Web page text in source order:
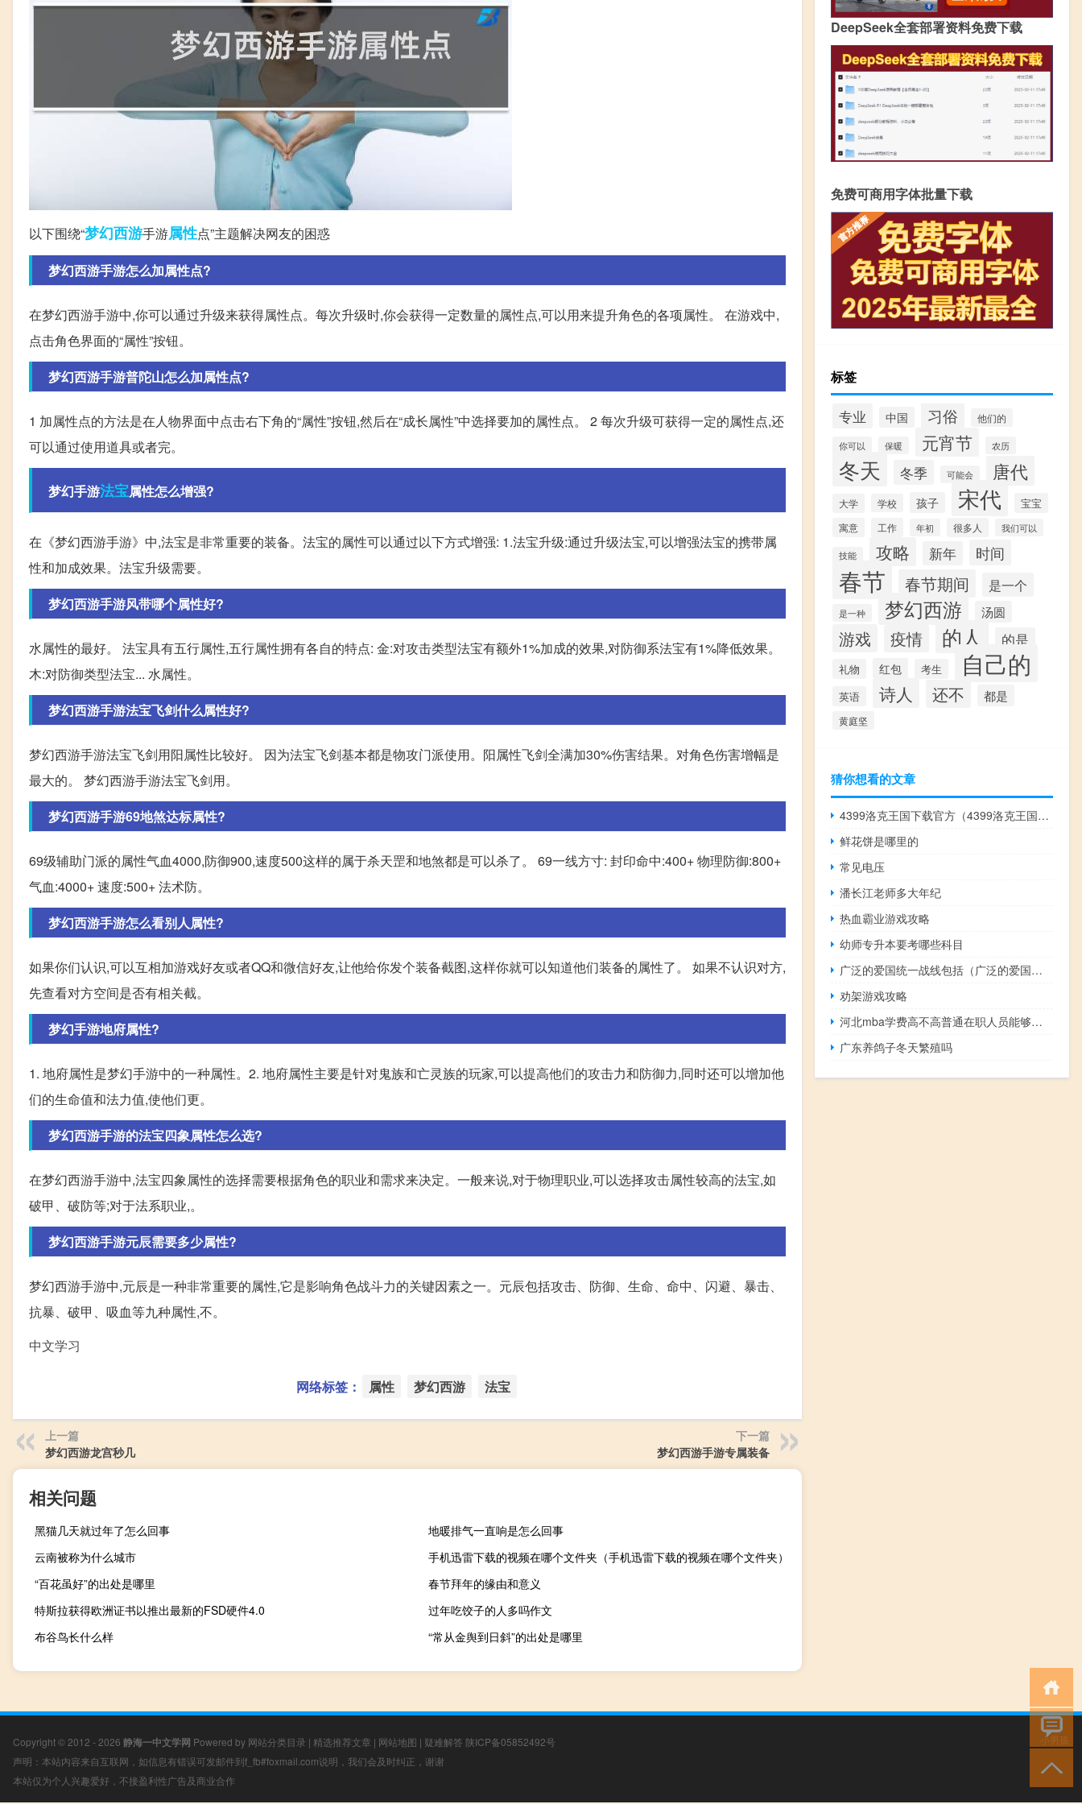
以下围绕“梦幻西游手游属性点”主题解决网友的困惑
梦幻西游手游怎么加属性点?
在梦幻西游手游中,你可以通过升级来获得属性点。每次升级时,你会获得一定数量的属性点,可以用来提升角色的各项属性。 在游戏中,
点击角色界面的“属性”按钮。
梦幻西游手游普陀山怎么加属性点?
1 加属性点的方法是在人物界面中点击右下角的“属性”按钮,然后在“成长属性”中选择要加的属性点。 2 每次升级可获得一定的属性点,还
可以通过使用道具或者完。
梦幻手游法宝属性怎么增强?
在《梦幻西游手游》中,法宝是非常重要的装备。法宝的属性可以通过以下方式增强: 1.法宝升级:通过升级法宝,可以增强法宝的携带属
性和加成效果。法宝升级需要。
梦幻西游手游风带哪个属性好?
水属性的最好。 法宝具有五行属性,五行属性拥有各自的特点: 金:对攻击类型法宝有额外1%加成的效果,对防御系法宝有1%降低效果。
木:对防御类型法宝... 水属性。
梦幻西游手游法宝飞剑什么属性好?
梦幻西游手游法宝飞剑用阳属性比较好。 因为法宝飞剑基本都是物攻门派使用。阳属性飞剑全满加30%伤害结果。对角色伤害增幅是
最大的。 梦幻西游手游法宝飞剑用。
梦幻西游手游69地煞达标属性?
69级辅助门派的属性气血4000,防御900,速度500这样的属于杀天罡和地煞都是可以杀了。 69一线方寸: 封印命中:400+ 物理防御:800+
气血:4000+ 速度:500+ 法术防。
梦幻西游手游怎么看别人属性?
如果你们认识,可以互相加游戏好友或者QQ和微信好友,让他给你发个装备截图,这样你就可以知道他们装备的属性了。 如果不认识对方,
先查看对方空间是否有相关截。
梦幻手游地府属性?
1. 地府属性是梦幻手游中的一种属性。2. 地府属性主要是针对鬼族和亡灵族的玩家,可以提高他们的攻击力和防御力,同时还可以增加他
们的生命值和法力值,使他们更。
梦幻西游手游的法宝四象属性怎么选?
在梦幻西游手游中,法宝四象属性的选择需要根据角色的职业和需求来决定。一般来说,对于物理职业,可以选择攻击属性较高的法宝,如
破甲、破防等;对于法系职业,。
梦幻西游手游元辰需要多少属性?
梦幻西游手游中,元辰是一种非常重要的属性,它是影响角色战斗力的关键因素之一。元辰包括攻击、防御、生命、命中、闪避、暴击、
抗暴、破甲、吸血等九种属性,不。
中文学习
网络标签： 属性 梦幻西游 法宝
上一篇
梦幻西游龙宫秒几
下一篇
梦幻西游手游专属装备
相关问题
黑猫几天就过年了怎么回事
地暖排气一直响是怎么回事
云南被称为什么城市
手机迅雷下载的视频在哪个文件夹（手机迅雷下载的视频在哪个文件夹）
“百花虽好”的出处是哪里
春节拜年的缘由和意义
特斯拉获得欧洲证书以推出最新的FSD硬件4.0
过年吃饺子的人多吗作文
布谷鸟长什么样
“常从金舆到日斜”的出处是哪里
DeepSeek全套部署资料免费下载
免费可商用字体批量下载
标签
专业 中国 习俗 他们的
你可以 保暖 元宵节 农历
冬天 冬季 可能会 唐代
大学 学校 孩子 宋代 宝宝
寓意 工作 年初 很多人 我们可以
技能 攻略 新年 时间
春节 春节期间 是一个
是一种 梦幻西游 汤圆
游戏 疫情 的人 的是
礼物 红包 考生 自己的
英语 诗人 还不 都是
黄庭坚
猜你想看的文章
4399洛克王国下载官方（4399洛克王国微端下载）
鲜花饼是哪里的
常见电压
潘长江老师多大年纪
热血霸业游戏攻略
幼师专升本要考哪些科目
广泛的爱国统一战线包括（广泛的爱国统一战线包括）
劝架游戏攻略
河北mba学费高不高普通在职人员能够报考吗
广东养鸽子冬天繁殖吗
Copyright © 2012 - 2026 静海一中文学网 Powered by 网站分类目录 | 精选推荐文章 | 网站地图 | 疑难解答 陕ICP备05852492号
声明：本站内容来自互联网，如信息有错误可发邮件到f_fb#foxmail.com说明，我们会及时纠正，谢谢
本站仅为个人兴趣爱好，不接盈利性广告及商业合作
小男孩